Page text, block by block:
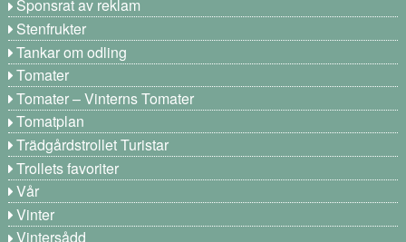
Sponsrat av reklam
Stenfrukter
Tankar om odling
Tomater
Tomater – Vinterns Tomater
Tomatplan
Trädgårdstrollet Turistar
Trollets favoriter
Vår
Vinter
Vintersådd